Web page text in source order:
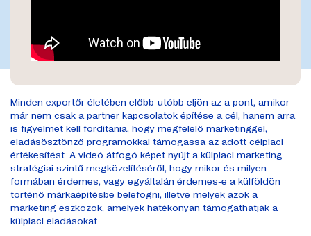
Minden exportőr életében előbb-utóbb eljön az a pont, amikor
már nem csak a partner kapcsolatok építése a cél, hanem arra
is figyelmet kell fordítania, hogy megfelelő marketinggel,
eladásösztönző programokkal támogassa az adott célpiaci
értékesítést. A videó átfogó képet nyújt a külpiaci marketing
stratégiai szintű megközelítéséről, hogy mikor és milyen
formában érdemes, vagy egyáltalán érdemes-e a külföldön
történő márkaépítésbe belefogni, illetve melyek azok a
marketing eszközök, amelyek hatékonyan támogathatják a
külpiaci eladásokat.